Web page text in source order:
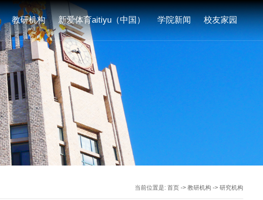
教研机构 新爱体育aitiyu（中国） 学院新闻 校友家园
当前位置是: 首页-> 教研机构 -> 研究机构